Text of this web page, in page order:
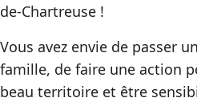
de-Chartreuse !
Vous avez envie de passer
famille, de faire une action
beau territoire et être